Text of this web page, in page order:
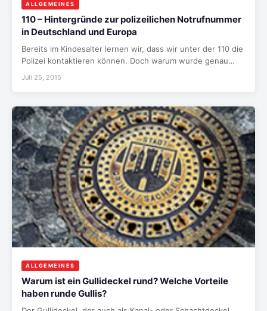
ALLGEMEINES
110 – Hintergründe zur polizeilichen Notrufnummer
in Deutschland und Europa
Bereits im Kindesalter lernen wir, dass wir unter der 110 die
Polizei kontaktieren können. Doch warum wurde genau…
Juli 25, 2015
ALLGEMEINES
Warum ist ein Gullideckel rund? Welche Vorteile
haben runde Gullis?